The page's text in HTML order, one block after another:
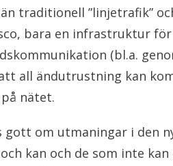
traditionell ”linjetrafik”
bara en infrastruktur
(bl.a.
all ändutrustning kan
nätet.
gott om utmaningar i den
kan och de som inte